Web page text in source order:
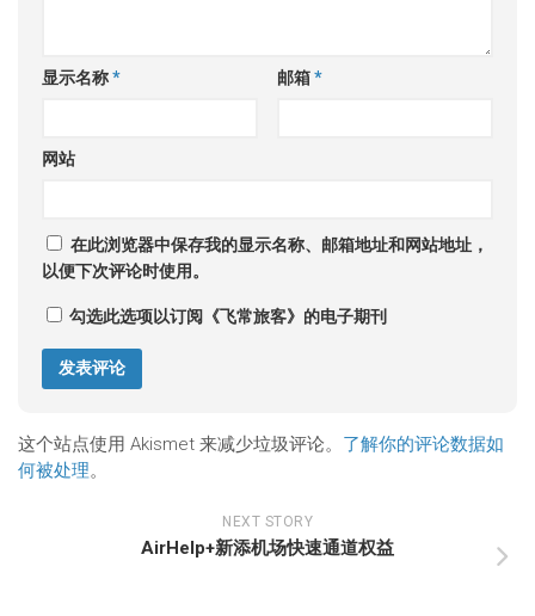
显示名称* 邮箱*
网站
在此浏览器中保存我的显示名称、邮箱地址和网站地址，
以便下次评论时使用。
勾选此选项以订阅《飞常旅客》的电子期刊
这个站点使用 Akismet 来减少垃圾评论。 了解你的评论数据如
何被处理。
NEXT STORY
AirHelp+新添机场快速通道权益